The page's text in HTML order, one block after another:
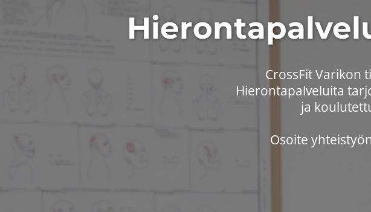
CrossFit Varikon
Hierontapalveluita
​​​​​​​ja
​​​​​​​Osoite